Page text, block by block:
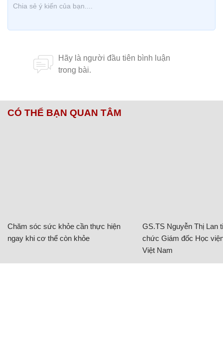
CÓ THỂ BẠN QUAN TÂM
Chăm sóc sức khỏe cần thực hiện
ngay khi cơ thể còn khỏe
GS.TS Nguyễn Thị Lan
chức Giám đốc Học
Việt Nam